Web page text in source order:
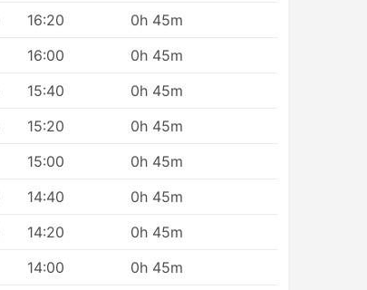
16:20
0h 45m
16:00
0h 45m
15:40
0h 45m
15:20
0h 45m
15:00
0h 45m
14:40
0h 45m
14:20
0h 45m
14:00
0h 45m